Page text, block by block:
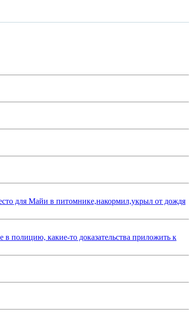
для Майи в питомнике,накормил,укрыл от дождя
полицию, какие-то доказательства приложить к